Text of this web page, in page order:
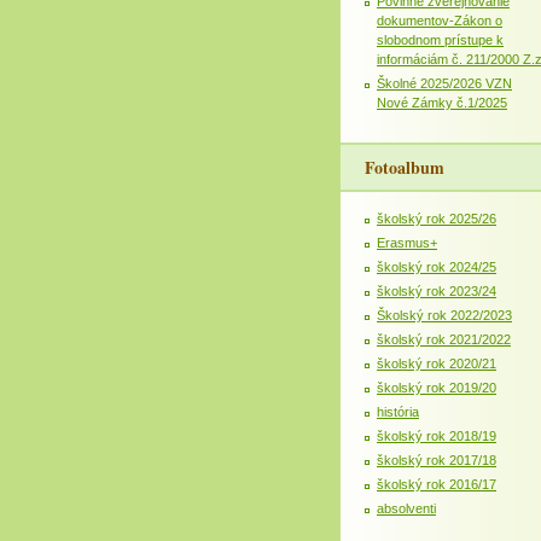
dokumentov-Zákon o
slobodnom prístupe k
informáciám č. 211/2000 Z.z
Školné 2025/2026 VZN
Nové Zámky č.1/2025
Fotoalbum
školský rok 2025/26
Erasmus+
školský rok 2024/25
školský rok 2023/24
Školský rok 2022/2023
školský rok 2021/2022
školský rok 2020/21
školský rok 2019/20
história
školský rok 2018/19
školský rok 2017/18
školský rok 2016/17
absolventi